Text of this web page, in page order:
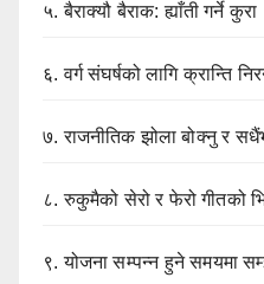
५.बैराक्यौ बैराक: ह्याँती गर्ने कुरा
६.वर्ग संघर्षको लागि क्रान्ति
७.राजनीतिक झोला बोक्नु र
८.रुकुमैको सेरो र फेरो गीतको
९.योजना सम्पन्न हुने समयमा